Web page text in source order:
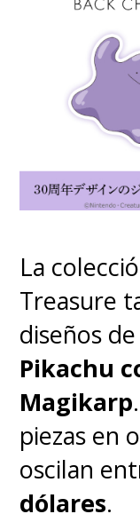
La
Treasure
diseños de
Pikachu
Magikarp
piezas en
oscilan
dólares.